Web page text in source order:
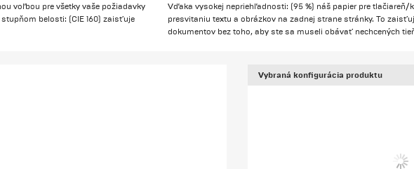
voľbou pre všetky vaše požiadavky
belosti: (CIE 160) zaisťuje
Vďaka vysokej nepriehľadnosti: (95 %) náš papier pre
presvitaniu textu a obrázkov na zadnej strane stránky. To
dokumentov bez toho, aby ste sa museli obávať nechcených
Vybraná konfigurácia produktu